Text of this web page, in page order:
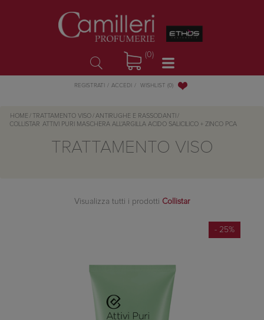
(0)
REGISTRATI ACCEDI WISHLIST (0)
HOME / TRATTAMENTO VISO / ANTIRUGHE E RASSODANTI /
COLLISTAR ATTIVI PURI MASCHERA ALL'ARGILLA ACIDO SALICILICO + ZINCO PCA
TRATTAMENTO VISO
Visualizza tutti i prodotti Collistar
- 25%